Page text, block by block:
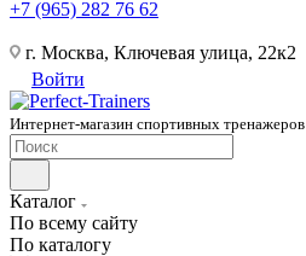
+7 (965) 282 76 62
г. Москва, Ключевая улица, 22к2
Войти
Интернет-магазин спортивных тренажеров
Каталог
По всему сайту
По каталогу